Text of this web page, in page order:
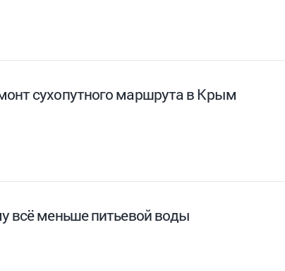
сухопутного маршрута в Крым
всё меньше питьевой воды